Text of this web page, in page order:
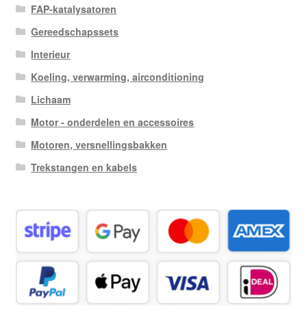
FAP-katalysatoren
Gereedschapssets
Interieur
Koeling, verwarming, airconditioning
Lichaam
Motor - onderdelen en accessoires
Motoren, versnellingsbakken
Trekstangen en kabels